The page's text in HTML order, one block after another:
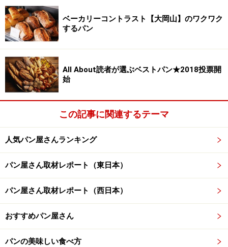
ベーシックなクロワッサン（540円）のほか、折り込み
生地でさらにバターを包んで焼き上げていて、かじると
ジュワッとバターが染み出すという、さらにリッチな
「クロワッサンドゥーブル」（648円）も体験してみて
はいかがでしょうか。
そして30cmもの大きさの「グランクロワッサン」
（2160円）はホームパーティなどでみんなを驚かせるこ
とができそうです。
お店からのイチオシは「ブリクロ・エシレ」（2160
円）。焦がしバターを用いた甘みのあるブリオッシュを
クロワッサン生地で包み、型に入れて焼いていて、特別
ブリオッシュ生地の「クグロフ」もケーキのような口ど
けとバターの芳醇な香りで、休日のとっておきのブラン
ベーカリーコントラスト【大岡山】のワクワク
するパン
All About読者が選ぶベストパン★2018投票開
始
この記事に関連するテーマ
人気パン屋さんランキング
パン屋さん取材レポート（東日本）
パン屋さん取材レポート（西日本）
おすすめパン屋さん
パンの美味しい食べ方